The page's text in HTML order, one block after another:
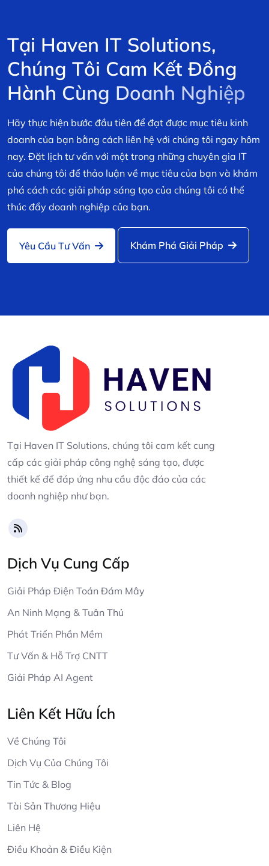
Tại Haven IT Solutions,
Chúng Tôi Cam Kết Đồng
Hành Cùng Doanh Nghiệp
Hãy thực hiện bước đầu tiên để đạt được mục tiêu kinh
doanh của bạn bằng cách liên hệ với chúng tôi ngay hôm
nay. Đặt lịch tư vấn với một trong những chuyên gia IT
của chúng tôi để thảo luận về mục tiêu của bạn và khám
phá cách các giải pháp sáng tạo của chúng tôi có thể
thúc đẩy doanh nghiệp của bạn.
Yêu Cầu Tư Vấn Khám Phá Giải Pháp
Tại Haven IT Solutions, chúng tôi cam kết cung
cấp các giải pháp công nghệ sáng tạo, được
thiết kế để đáp ứng nhu cầu độc đáo của các
doanh nghiệp như bạn.
Dịch Vụ Cung Cấp
Giải Pháp Điện Toán Đám Mây
An Ninh Mạng & Tuân Thủ
Phát Triển Phần Mềm
Tư Vấn & Hỗ Trợ CNTT
Giải Pháp AI Agent
Liên Kết Hữu Ích
Về Chúng Tôi
Dịch Vụ Của Chúng Tôi
Tin Tức & Blog
Tài Sản Thương Hiệu
Liên Hệ
Điều Khoản & Điều Kiện